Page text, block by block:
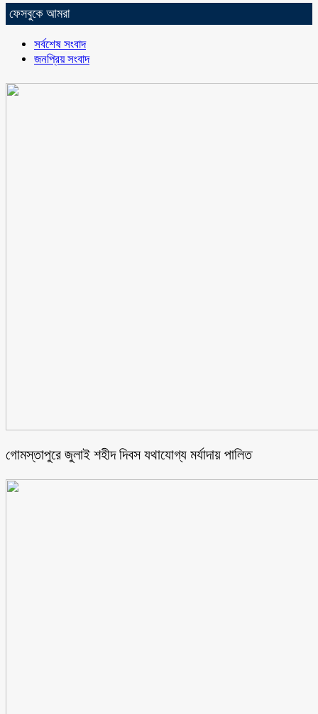
ফেসবুকে আমরা
সর্বশেষ সংবাদ
জনপ্রিয় সংবাদ
গোমস্তাপুরে জুলাই শহীদ দিবস যথাযোগ্য মর্যাদায় পালিত